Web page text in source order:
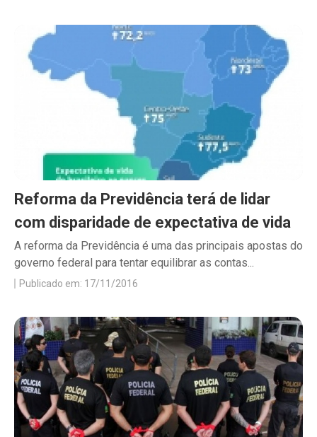
Reforma da Previdência terá de lidar
com disparidade de expectativa de vida
A reforma da Previdência é uma das principais apostas do
governo federal para tentar equilibrar as contas...
Publicado em: 17/11/2016